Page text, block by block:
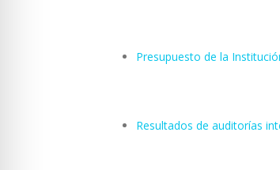
Presupuesto de la
Resultados de auditorías